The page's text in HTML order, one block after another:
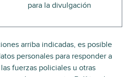
para la divulgación
arriba indicadas, es posible
personales para responder a
fuerzas policiales u otras